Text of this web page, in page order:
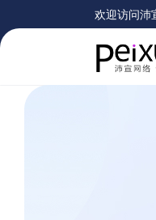
欢迎访问沛